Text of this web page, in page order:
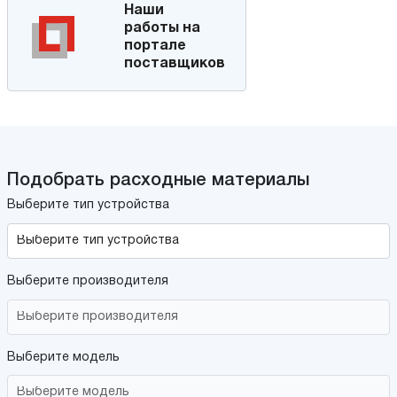
Наши
работы на
портале
поставщиков
Подобрать расходные материалы
Выберите тип устройства
Выберите производителя
Выберите модель